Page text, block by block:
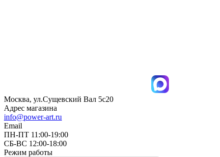
Москва, ул.Сущевский Вал 5с20
Адрес магазина
info@power-art.ru
Email
ПН-ПТ 11:00-19:00
СБ-ВС 12:00-18:00
Режим работы